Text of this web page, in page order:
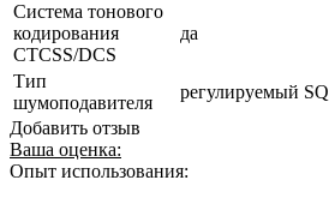
Система тонового
кодирования
CTCSS/DCS
да
Тип
шумоподавителя
регулируемый SQ
Добавить отзыв
Ваша оценка:
Опыт использования: